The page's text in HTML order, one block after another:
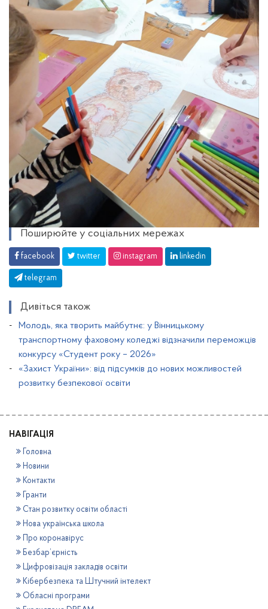
Поширюйте у соціальних мережах
facebook twitter instagram linkedin
telegram
Дивіться також
Молодь, яка творить майбутнє: у Вінницькому
транспортному фаховому коледжі відзначили переможців
конкурсу «Студент року – 2026»
«Захист України»: від підсумків до нових можливостей
розвитку безпекової освіти
НАВІГАЦІЯ
Головна
Новини
Контакти
Гранти
Стан розвитку освіти області
Нова українська школа
Про коронавірус
Безбар’єрність
Цифровізація закладів освіти
Кібербезпека та Штучний інтелект
Обласні програми